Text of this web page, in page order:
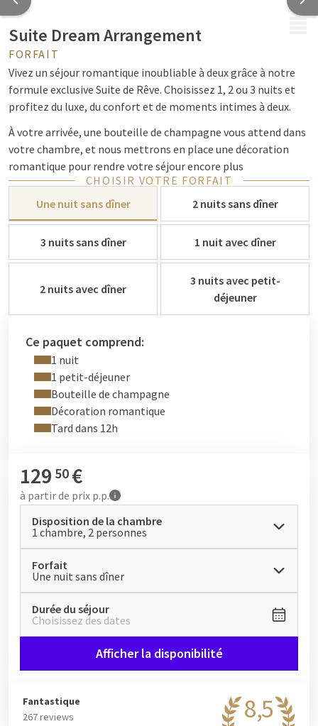
Suite Dream Arrangement
FORFAIT
Vivez un séjour romantique inoubliable à deux grâce à notre
formule exclusive Suite de Rêve. Choisissez 1, 2 ou 3 nuits et
profitez du luxe, du confort et de moments intimes à deux.
À votre arrivée, une bouteille de champagne vous attend dans
votre chambre, et nous mettrons en place une décoration
romantique pour rendre votre séjour encore plus
exceptionnel. Après une nuit de sommeil réparatrice,
savourez un copieux petit-déjeuner chaque matin et, grâce au
départ tardif jusqu'à midi, prolongez votre détente.
Cette formule peut être réservée avec ou sans dîner, selon vos
envies.
* 1, 2 ou 3 nuits dans la suite de votre choix
* Bouteille de champagne en chambre
* Décoration romantique
* Départ tardif jusqu'à midi
* Possibilité de réserver la formule avec dîner
Faites de votre séjour une expérience romantique inoubliable
à l'Hôtel Dennenhof.
CHOISIR VOTRE FORFAIT
Une nuit sans dîner
2 nuits sans dîner
3 nuits sans dîner 1 nuit avec dîner
2 nuits avec dîner
3 nuits avec petit-
déjeuner
Ce paquet comprend:
1 nuit
1 petit-déjeuner
Bouteille de champagne
Décoration romantique
Tard dans 12h
129 50 €
à partir de prix p.p.
Disposition de la chambre
1 chambre, 2 personnes
Forfait
Une nuit sans dîner
Durée du séjour
Choisissez des dates
Afficher la disponibilité
8,5
Fantastique
267 reviews